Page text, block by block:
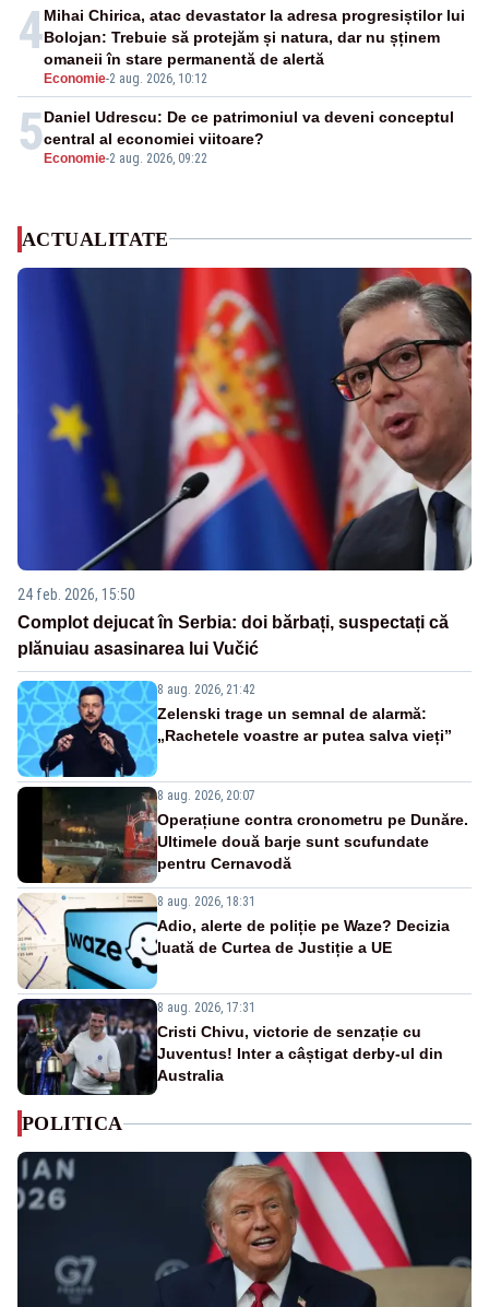
4
Economie-2 aug. 2026, 10:12
Mihai Chirica, atac devastator la adresa progresiștilor lui
Bolojan: Trebuie să protejăm și natura, dar nu șținem
omaneii în stare permanentă de alertă
5Economie-2 aug. 2026, 09:22
Daniel Udrescu: De ce patrimoniul va deveni conceptul
central al economiei viitoare?
ACTUALITATE
24 feb. 2026, 15:50
Complot dejucat în Serbia: doi bărbați, suspectați că
plănuiau asasinarea lui Vučić
8 aug. 2026, 21:42
Zelenski trage un semnal de alarmă:
„Rachetele voastre ar putea salva vieți”
8 aug. 2026, 20:07
Operațiune contra cronometru pe Dunăre.
Ultimele două barje sunt scufundate
pentru Cernavodă
8 aug. 2026, 18:31
Adio, alerte de poliție pe Waze? Decizia
luată de Curtea de Justiție a UE
8 aug. 2026, 17:31
Cristi Chivu, victorie de senzație cu
Juventus! Inter a câștigat derby-ul din
Australia
POLITICA